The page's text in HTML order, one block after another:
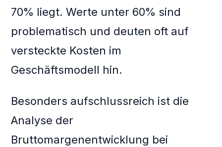
70% liegt. Werte unter 60% sind
problematisch und deuten oft auf
versteckte Kosten im
Geschäftsmodell hin.
Besonders aufschlussreich ist die
Analyse der
Bruttomargenentwicklung bei